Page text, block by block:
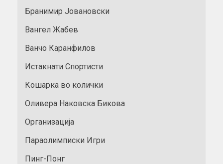
Бранимир Јовановски
Вангел Жабев
Ванчо Каранфилов
Истакнати Спортисти
Кошарка во колички
Оливера Наковска Бикова
Организација
Параолимписки Игри
Пинг-Понг